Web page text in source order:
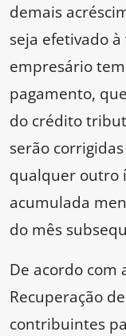
demais
seja efetivado
empresário
pagamento,
do crédito
serão
qualquer outro
acumulada
do mês
De acordo com
Recuperação
contribuintes